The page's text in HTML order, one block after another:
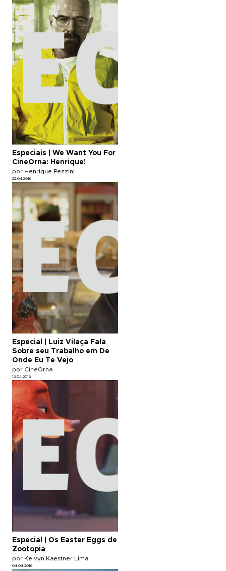
Especiais | We Want You For
CineOrna: Henrique!
por Henrique Pezzini
22.04.2016
Especial | Luiz Vilaça Fala
Sobre seu Trabalho em De
Onde Eu Te Vejo
por CineOrna
12.04.2016
Especial | Os Easter Eggs de
Zootopia
por Kelvyn Kaestner Lima
04.04.2016